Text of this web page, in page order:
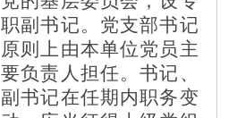
职副书记。党支部书记
原则上由本单位党员主
要负责人担任。书记、
副书记在任期内职务变